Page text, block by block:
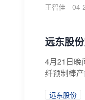
王智佳
04-
远东股
4月21日晚
纤预制棒
远东股份